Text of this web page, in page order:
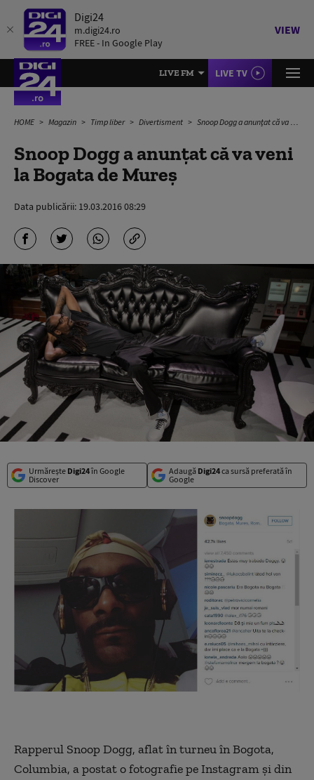
Digi24
m.digi24.ro
FREE - In Google Play
VIEW
LIVE FM LIVE TV
HOME Magazin Timp liber Divertisment Snoop Dogg a anunțat că va veni la Bogata de Mureș
Snoop Dogg a anunțat că va veni
la Bogata de Mureș
Data publicării: 19.03.2016 08:29
Urmărește Digi24în Google
Discover
Adaugă Digi24ca sursă preferată în
Google
Rapperul Snoop Dogg, aflat în turneu în Bogota,
Columbia, a postat o fotografie pe Instagram și din